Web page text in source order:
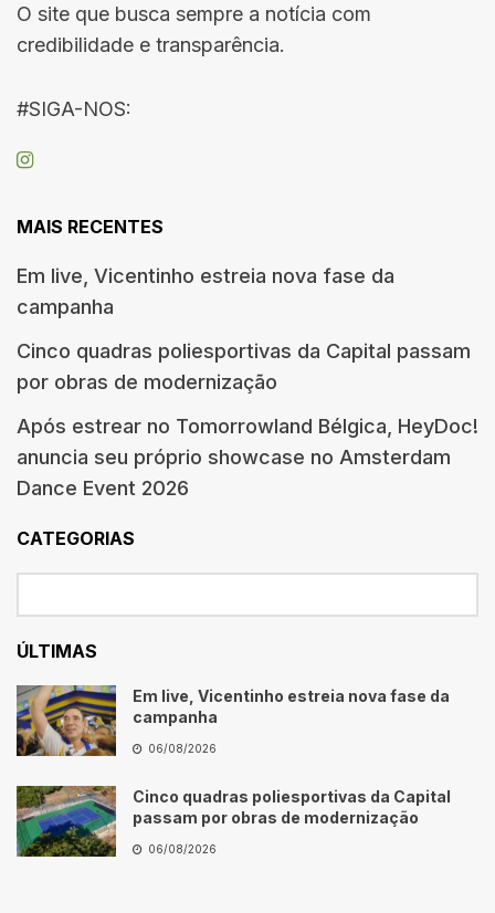
O site que busca sempre a notícia com
credibilidade e transparência.
#SIGA-NOS:
MAIS RECENTES
Em live, Vicentinho estreia nova fase da
campanha
Cinco quadras poliesportivas da Capital passam
por obras de modernização
Após estrear no Tomorrowland Bélgica, HeyDoc!
anuncia seu próprio showcase no Amsterdam
Dance Event 2026
CATEGORIAS
ÚLTIMAS
Em live, Vicentinho estreia nova fase da
campanha
06/08/2026
Cinco quadras poliesportivas da Capital
passam por obras de modernização
06/08/2026